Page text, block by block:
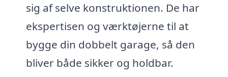
sig af selve konstruktionen. De har
ekspertisen og værktøjerne til at
bygge din dobbelt garage, så den
bliver både sikker og holdbar.